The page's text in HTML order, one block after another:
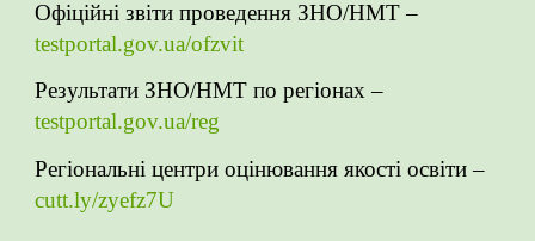
Офіційні звіти проведення ЗНО/НМТ –
testportal.gov.ua/ofzvit
Результати ЗНО/НМТ по регіонах –
testportal.gov.ua/reg
Регіональні центри оцінювання якості освіти –
cutt.ly/zyefz7U